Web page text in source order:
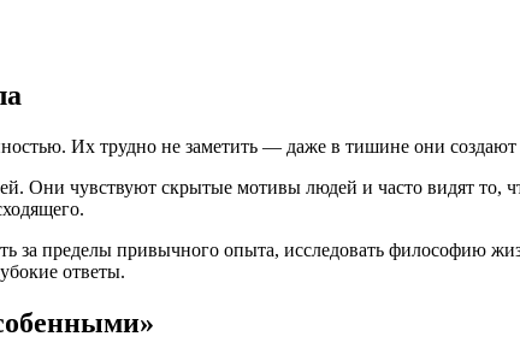
Их трудно не заметить — даже в тишине они
чувствуют скрытые мотивы людей и часто видят то,
за пределы привычного опыта, исследовать философию
ответы.